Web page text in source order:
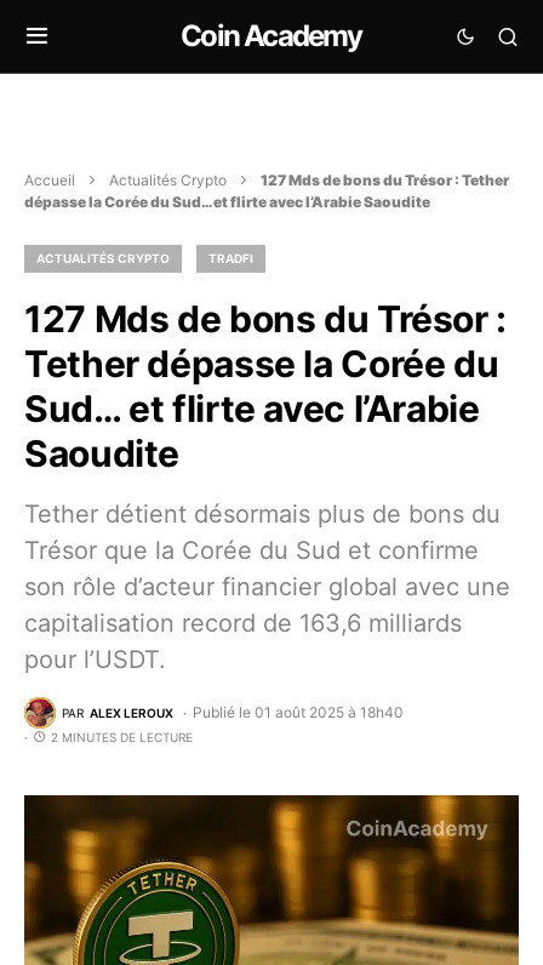
Coin Academy
Accueil Actualités Crypto
127 Mds de bons du Trésor : Tether
dépasse la Corée du Sud… et flirte avec l’Arabie Saoudite
ACTUALITÉS CRYPTO TRADFI
127 Mds de bons du Trésor :
Tether dépasse la Corée du
Sud… et flirte avec l’Arabie
Saoudite
Tether détient désormais plus de bons du
Trésor que la Corée du Sud et confirme
son rôle d’acteur financier global avec une
capitalisation record de 163,6 milliards
pour l’USDT.
PAR ALEX LEROUX Publié le 01 août 2025 à 18h40
2 MINUTES DE LECTURE